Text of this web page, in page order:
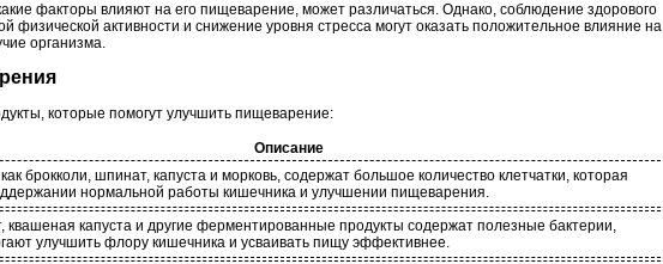
факторы влияют на его пищеварение, может различаться. Однако, соблюдение здорового
физической активности и снижение уровня стресса могут оказать положительное влияние на
организма.
которые помогут улучшить пищеварение:
Описание
брокколи, шпинат, капуста и морковь, содержат большое количество клетчатки, которая
нормальной работы кишечника и улучшении пищеварения.
квашеная капуста и другие ферментированные продукты содержат полезные бактерии,
улучшить флору кишечника и усваивать пищу эффективнее.